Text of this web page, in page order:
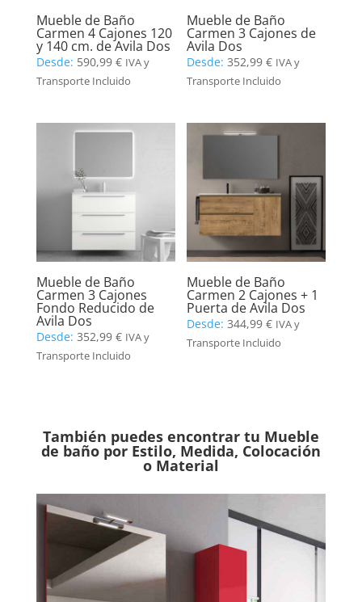
Mueble de Baño
Carmen 4 Cajones 120
y 140 cm. de Avila Dos
Desde: 590,99 € IVA y
Transporte Incluido
Mueble de Baño
Carmen 3 Cajones de
Avila Dos
Desde:352,99€ IVA y
Transporte Incluido
Mueble de Baño
Carmen 3 Cajones
Fondo Reducido de
Avila Dos
Desde: 352,99 € IVA y
Transporte Incluido
Mueble de Baño
Carmen 2 Cajones + 1
Puerta de Avila Dos
Desde:344,99€ IVA y
Transporte Incluido
También puedes encontrar tu Mueble
de baño por Estilo, Medida, Colocación
o Material